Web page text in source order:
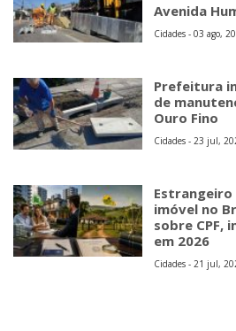
Cidades - 23 jul,
imóvel no
sobre CPF,
em 2026
Cidades - 21 jul,
Copyright © 2026 Jornal Mais Noticias - MEI